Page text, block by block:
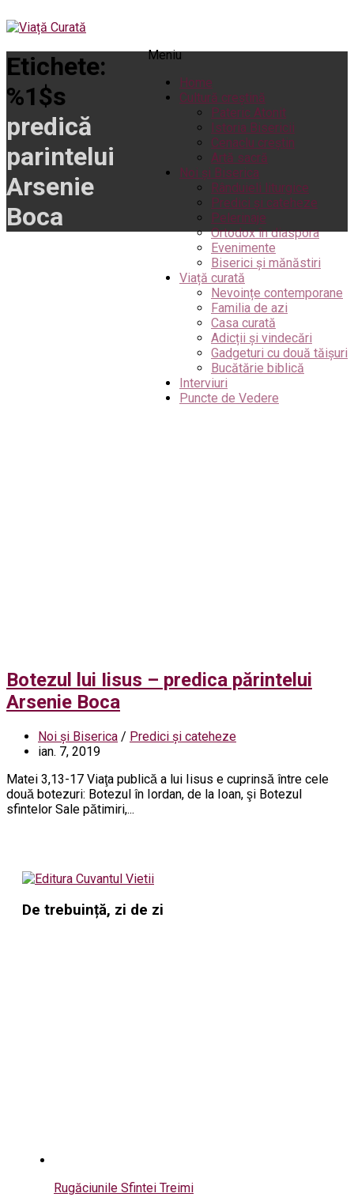
Meniu
Home
Cultură creștină
Pateric Atonit
Istoria Bisericii
Cenaclu creștin
Artă sacră
Noi și Biserica
Rânduieli liturgice
Predici și cateheze
Pelerinaje
Ortodox în diaspora
Evenimente
Biserici și mănăstiri
Viață curată
Nevoințe contemporane
Familia de azi
Casa curată
Adicții și vindecări
Gadgeturi cu două tăișuri
Bucătărie biblică
Interviuri
Puncte de Vedere
Etichete:
%1$s
predică
parintelui
Arsenie
Boca
Botezul lui Iisus – predica părintelui
Arsenie Boca
Noi și Biserica / Predici și cateheze
ian. 7, 2019
Matei 3,13-17 Viaţa publică a lui Iisus e cuprinsă între cele
două botezuri: Botezul în Iordan, de la Ioan, şi Botezul
sfintelor Sale pătimiri,...
De trebuință, zi de zi
Rugăciunile Sfintei Treimi